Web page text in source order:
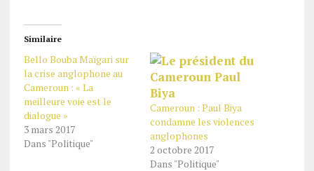
Similaire
Bello Bouba Maïgari sur
la crise anglophone au
Cameroun : « La
meilleure voie est le
dialogue »
3 mars 2017
Dans "Politique"
Cameroun : Paul Biya
condamne les violences
anglophones
2 octobre 2017
Dans "Politique"